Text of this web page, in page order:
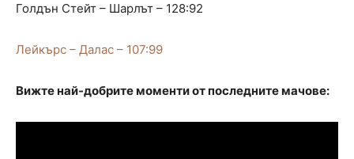
Голдън Стейт – Шарлът – 128:92
Лейкърс – Далас – 107:99
Вижте най-добрите моменти от последните мачове: